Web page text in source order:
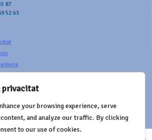
privacitat
your browsing experience, serve
and analyze our traffic. By clicking
to our use of cookies.
87
52 63